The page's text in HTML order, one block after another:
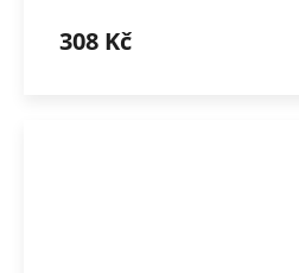
308 Kč